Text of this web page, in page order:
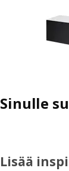
Sinulle
Lisää